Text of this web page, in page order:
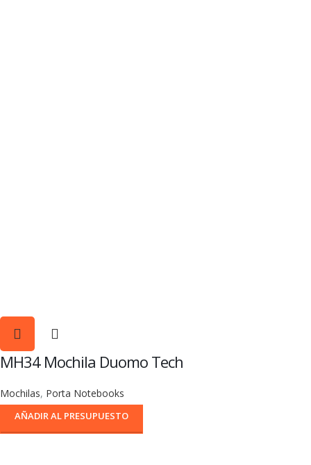
MH34 Mochila Duomo Tech
Mochilas, Porta Notebooks
AÑADIR AL PRESUPUESTO